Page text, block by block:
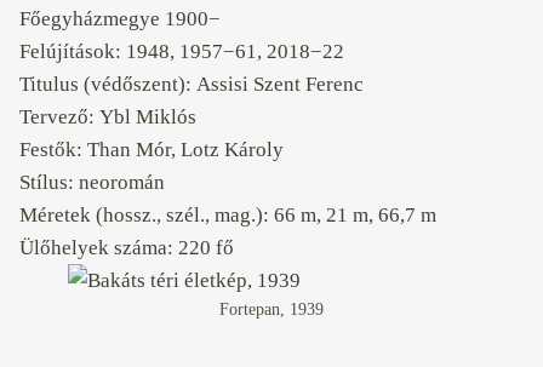
Főegyházmegye 1900−
Felújítások: 1948, 1957−61, 2018−22
Titulus (védőszent): Assisi Szent Ferenc
Tervező: Ybl Miklós
Festők: Than Mór, Lotz Károly
Stílus: neoromán
Méretek (hossz., szél., mag.): 66 m, 21 m, 66,7 m
Ülőhelyek száma: 220 fő
Fortepan, 1939